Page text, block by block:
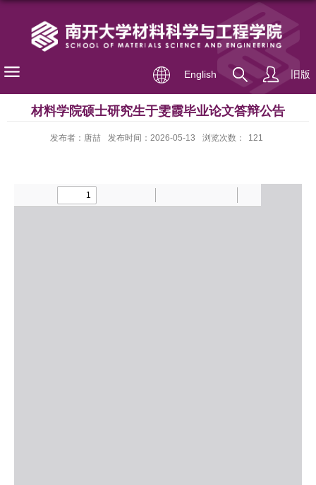
English 旧版
材料学院硕士研究生于雯霞毕业论文答辩公告
发布者：唐喆 发布时间：2026-05-13 浏览次数： 121